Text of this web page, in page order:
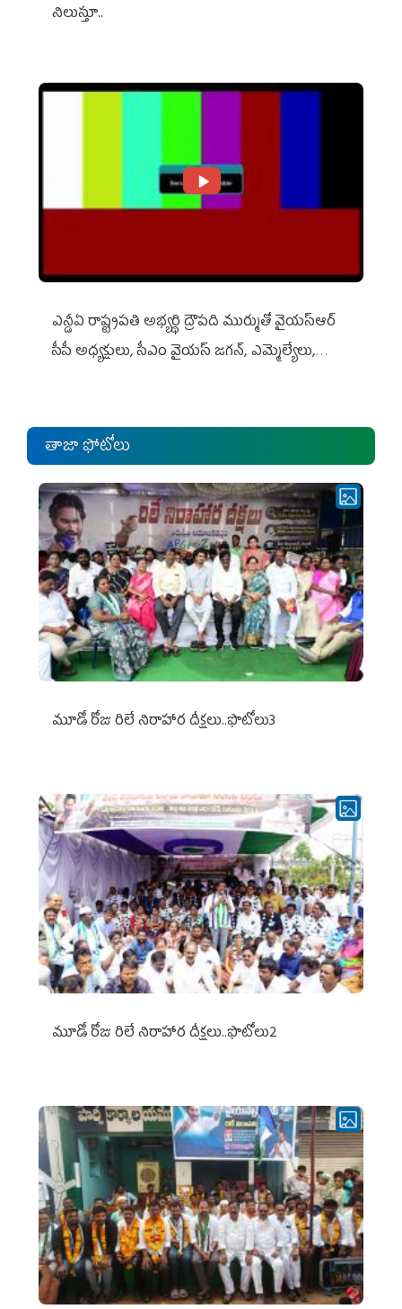
నిలుస్తూ..
ఎన్డీఏ రాష్ట్ర‌ప‌తి అభ్య‌ర్థి ద్రౌప‌ది ముర్ముతో వైయ‌స్ఆర్
సీపీ అధ్య‌క్షులు, సీఎం వైయ‌స్ జ‌గ‌న్, ఎమ్మెల్యేలు,
తాజా ఫోటోలు
మూడో రోజు రిలే నిరాహార దీక్షలు..ఫొటోలు3
మూడో రోజు రిలే నిరాహార దీక్షలు..ఫొటోలు2